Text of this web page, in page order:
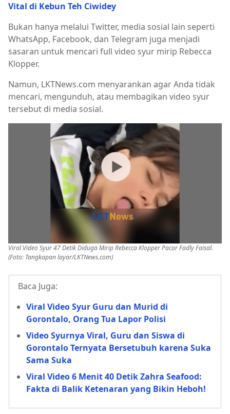
Vital di Kebun Teh Ciwidey
Bukan hanya melalui Twitter, media sosial lain seperti
WhatsApp, Facebook, dan Telegram juga menjadi
sasaran untuk mencari full video syur mirip Rebecca
Klopper.
Namun, LKTNews.com menyarankan agar Anda tidak
mencari, mengunduh, atau membagikan video syur
tersebut di media sosial.
Viral Video Syur 47 Detik Diduga Mirip Rebecca Klopper Pacar Fadly Faisal.
(Foto: Tangkapan layar/LKTNews.com)
Baca Juga:
Viral Video Syur Guru dan Murid di
Gorontalo, Orang Tua Lapor Polisi
Video Syurnya Viral, Guru dan Siswa di
Gorontalo Ternyata Bersetubuh karena Suka
Sama Suka
Viral Video 6 Menit 40 Detik Zahra Seafood:
Fakta di Balik Ketenaran yang Bikin Heboh!